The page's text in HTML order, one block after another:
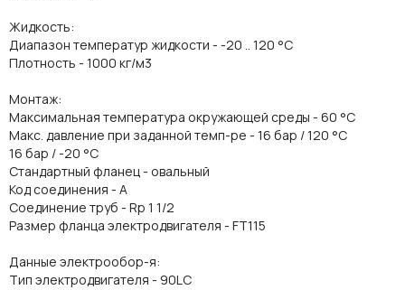
Жидкость:
Диапазон температур жидкости - -20 .. 120 °C
Плотность - 1000 кг/м3
Монтаж:
Максимальная температура окружающей среды - 60 °C
Макс. давление при заданной темп-ре - 16 бар / 120 °C
16 бар / -20 °C
Стандартный фланец - овальный
Код соединения - A
Соединение труб - Rp 1 1/2
Размер фланца электродвигателя - FT115
Данные электрообор-я:
Тип электродвигателя - 90LC